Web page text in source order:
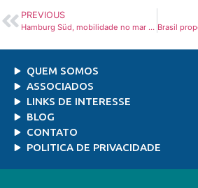
PREVIOUS
Hamburg Süd, mobilidade no mar e na web – Portos e Navios
QUEM SOMOS
ASSOCIADOS
LINKS DE INTERESSE
BLOG
CONTATO
POLITICA DE PRIVACIDADE